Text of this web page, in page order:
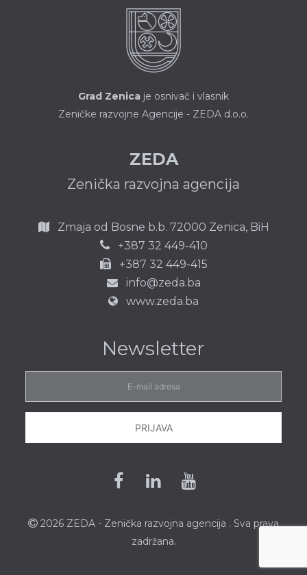
Grad Zenica je osnivač i vlasnik
Zeničke razvojne Agencije - ZEDA d.o.o.
ZEDA
Zenička razvojna agencija
Zmaja od Bosne b.b. 72000 Zenica, BiH
+387 32 449-410
+387 32 449-415
info@zeda.ba
www.zeda.ba
Newsletter
adresa
PRIJAVA
Facebook
LinkedinYoutube
2026 ZEDA - Zenička razvojna agencija . Sva prava
zadržana.